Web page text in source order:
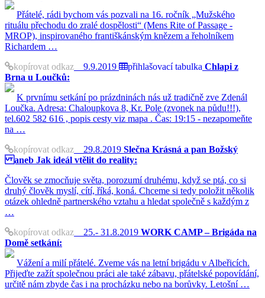
Přátelé, rádi bychom vás pozvali na 16. ročník „Mužského
rituálu přechodu do zralé dospělosti“ (Mens Rite of Passage -
MROP), inspirovaného františkánským knězem a řeholníkem
Richardem …
kopírovat odkaz 9.9.2019 přihlašovací tabulka Chlapi z
Brna u Loučků:
K prvnímu setkání po prázdninách nás už tradičně zve Zdenál
Loučka. Adresa: Chaloupkova 8, Kr. Pole (zvonek na půdu!!!),
tel.602 582 616 , popis cesty viz mapa . Čas: 19:15 - nezapomeňte
na …
kopírovat odkaz 29.8.2019 Slečna Krásná a pan Božský
aneb Jak ideál vtělit do reality:
Člověk se zmocňuje světa, porozumí druhému, když se ptá, co si
druhý člověk myslí, cítí, říká, koná. Chceme si tedy položit několik
otázek ohledně partnerského vztahu a hledat společně s každým z
…
kopírovat odkaz 25.- 31.8.2019 WORK CAMP – Brigáda na
Domě setkání:
Vážení a milí přátelé. Zveme vás na letní brigádu v Albeřicích.
Přijeďte zažít společnou práci ale také zábavu, přátelské popovídání,
určitě nám zbyde čas i na procházku nebo na borůvky. Letošní …